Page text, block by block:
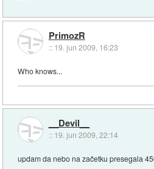
PrimozR
:: 19. jun 2009, 16:23
Who knows...
__Devil__
:: 19. jun 2009, 22:14
updam da nebo na začetku presegala